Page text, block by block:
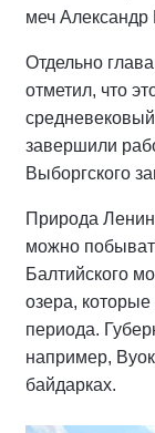
меч Александр
Отдельно
отметил, что
завершили
Выборгского
Природа
можно
Балтийского
озера,
периода.
например,
байдарках.